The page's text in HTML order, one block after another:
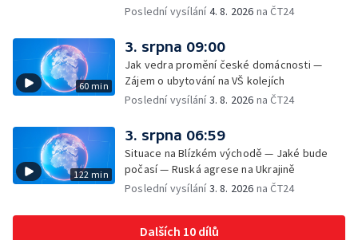
hudebníkem Glenem Hansardem
Poslední vysílání4. 8. 2026 na ČT24
60 min
3. srpna 09:00
Jak vedra promění české domácnosti —
Zájem o ubytování na VŠ kolejích
Poslední vysílání3. 8. 2026 na ČT24
122 min
3. srpna 06:59
Situace na Blízkém východě — Jaké bude
počasí — Ruská agrese na Ukrajině
Poslední vysílání3. 8. 2026 na ČT24
Dalších 10 dílů